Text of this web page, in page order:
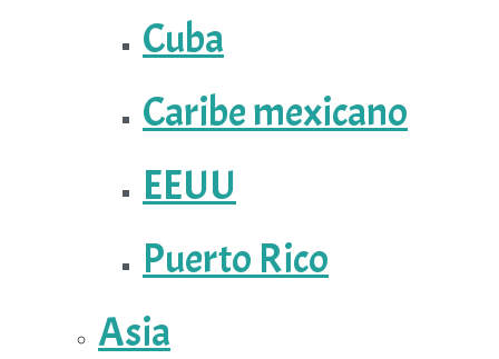
Cuba
Caribe mexicano
EEUU
Puerto Rico
Asia